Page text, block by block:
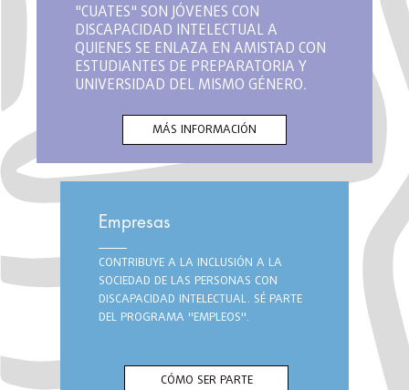
"CUATES" SON JÓVENES CON
DISCAPACIDAD INTELECTUAL A
QUIENES SE ENLAZA EN AMISTAD CON
ESTUDIANTES DE PREPARATORIA Y
UNIVERSIDAD DEL MISMO GÉNERO,
MÁS INFORMACIÓN
Empresas
CONTRIBUYE A LA INCLUSIÓN A LA
SOCIEDAD DE LAS PERSONAS CON
DISCAPACIDAD INTELECTUAL. SÉ PARTE
DEL PROGRAMA "EMPLEOS".
CÓMO SER PARTE